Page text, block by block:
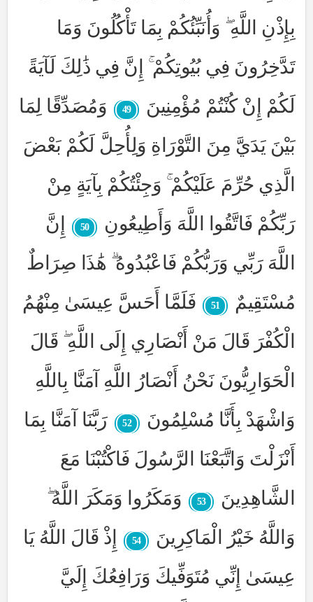
بِإِذْنِ اللَّهِ ۖ وَأُنَبِّئُكُمْ بِمَا تَأْكُلُونَ وَمَا
تَدَّخِرُونَ فِي بُيُوتِكُمْ ۚ إِنَّ فِي ذَٰلِكَ لَآيَةً
لَكُمْ إِنْ كُنْتُمْ مُؤْمِنِينَ
49
وَمُصَدِّقًا لِمَا
بَيْنَ يَدَيَّ مِنَ التَّوْرَاةِ وَلِأُحِلَّ لَكُمْ بَعْضَ
الَّذِي حُرِّمَ عَلَيْكُمْ ۚ وَجِئْتُكُمْ بِآيَةٍ مِنْ
رَبِّكُمْ فَاتَّقُوا اللَّهَ وَأَطِيعُونِ
50
إِنَّ
اللَّهَ رَبِّي وَرَبُّكُمْ فَاعْبُدُوهُ ۗ هَٰذَا صِرَاطٌ
مُسْتَقِيمٌ
51
فَلَمَّا أَحَسَّ عِيسَىٰ مِنْهُمُ
الْكُفْرَ قَالَ مَنْ أَنْصَارِي إِلَى اللَّهِ ۖ قَالَ
الْحَوَارِيُّونَ نَحْنُ أَنْصَارُ اللَّهِ آمَنَّا بِاللَّهِ
وَاشْهَدْ بِأَنَّا مُسْلِمُونَ
52
رَبَّنَا آمَنَّا بِمَا
أَنْزَلْتَ وَاتَّبَعْنَا الرَّسُولَ فَاكْتُبْنَا مَعَ
الشَّاهِدِينَ
53
وَمَكَرُوا وَمَكَرَ اللَّهُ ۖ
وَاللَّهُ خَيْرُ الْمَاكِرِينَ
54
إِذْ قَالَ اللَّهُ يَا
عِيسَىٰ إِنِّي مُتَوَفِّيكَ وَرَافِعُكَ إِلَيَّ